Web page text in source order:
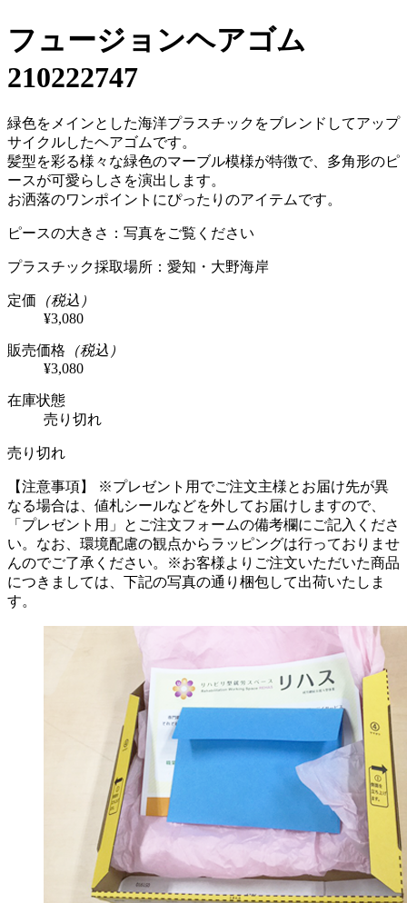
フュージョンヘアゴム
210222747
緑色をメインとした海洋プラスチックをブレンドしてアップ
サイクルしたヘアゴムです。
髪型を彩る様々な緑色のマーブル模様が特徴で、多角形のピ
ースが可愛らしさを演出します。
お洒落のワンポイントにぴったりのアイテムです。
ピースの大きさ：写真をご覧ください
プラスチック採取場所：愛知・大野海岸
定価 （税込）
¥3,080
販売価格 （税込）
¥3,080
在庫状態
売り切れ
売り切れ
【注意事項】
※プレゼント用でご注文主様とお届け先が異
なる場合は、値札シールなどを外してお届けしますので、
「プレゼント用」とご注文フォームの備考欄にご記入くださ
い。 なお、環境配慮の観点からラッピングは行っておりませ
んのでご了承ください。
※お客様よりご注文いただいた商品
につきましては、下記の写真の通り梱包して出荷いたしま
す。